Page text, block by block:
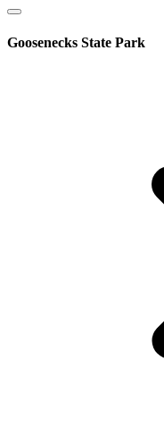
Goosenecks State Park